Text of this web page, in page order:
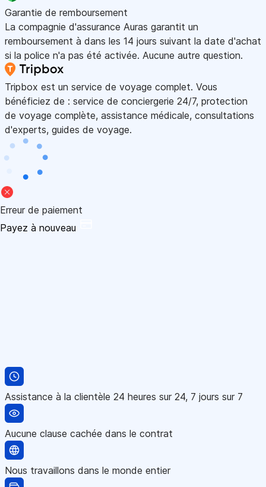
Garantie de remboursement
La compagnie d'assurance Auras garantit un
remboursement à dans les 14 jours suivant la date d'achat
si la police n'a pas été activée. Aucune autre question.
Tripbox est un service de voyage complet. Vous
bénéficiez de : service de conciergerie 24/7, protection
de voyage complète, assistance médicale, consultations
d'experts, guides de voyage.
Erreur de paiement
Payez à nouveau
Assistance à la clientèle 24 heures sur 24, 7 jours sur 7
Aucune clause cachée dans le contrat
Nous travaillons dans le monde entier